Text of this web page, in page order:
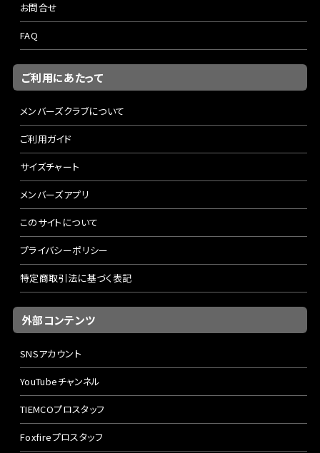
お問合せ
FAQ
ご利用にあたって
メンバーズクラブについて
ご利用ガイド
サイズチャート
メンバーズアプリ
このサイトについて
プライバシーポリシー
特定商取引法に基づく表記
外部コンテンツ
SNSアカウント
YouTubeチャンネル
TIEMCOプロスタッフ
Foxfireプロスタッフ